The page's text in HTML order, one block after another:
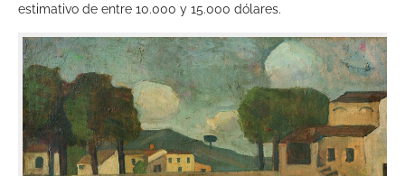
estimativo de entre 10.000 y 15.000 dólares.